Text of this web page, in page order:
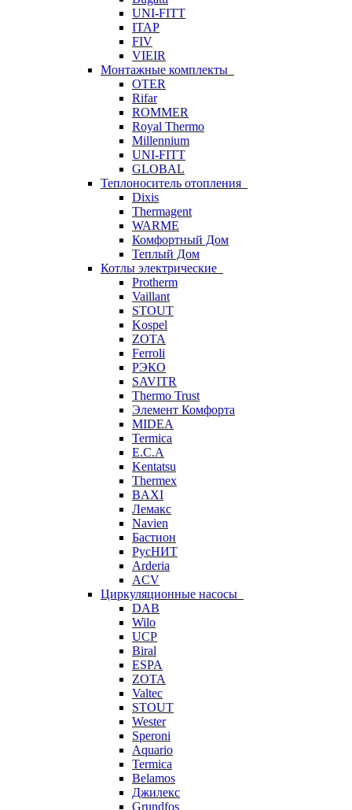
UNI-FITT
ITAP
FIV
VIEIR
Монтажные комплекты
OTER
Rifar
ROMMER
Royal Thermo
Millennium
UNI-FITT
GLOBAL
Теплоноситель отопления
Dixis
Thermagent
WARME
Комфортный Дом
Теплый Дом
Котлы электрические
Protherm
Vaillant
STOUT
Kospel
ZOTA
Ferroli
РЭКО
SAVITR
Thermo Trust
Элемент Комфорта
MIDEA
Termica
E.C.A
Kentatsu
Thermex
BAXI
Лемакс
Navien
Бастион
РусНИТ
Arderia
ACV
Циркуляционные насосы
DAB
Wilo
UCP
Biral
ESPA
ZOTA
Valtec
STOUT
Wester
Speroni
Aquario
Termica
Belamos
Джилекс
Grundfos